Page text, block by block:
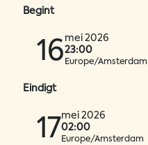
Begint
16 mei 2026
23:00
Europe/Amsterdam
Eindigt
17mei 2026
02:00
Europe/Amsterdam